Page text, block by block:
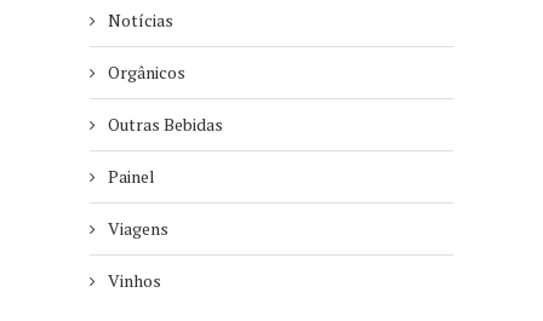
Notícias
Orgânicos
Outras Bebidas
Painel
Viagens
Vinhos